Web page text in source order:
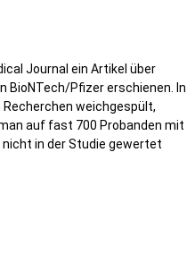
Journal ein Artikel über
BioNTech/Pfizer erschienen. In
weichgespült,
auf fast 700 Probanden mit
nicht in der Studie gewertet